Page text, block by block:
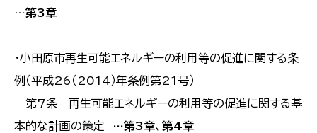
…第3章
・小田原市再生可能エネルギーの利用等の促進に関する条
例（平成26（2014）年条例第21号）
第7条 再生可能エネルギーの利用等の促進に関する基
本的な計画の策定
…第3章、第4章